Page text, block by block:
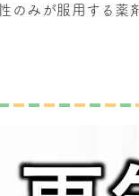
のみが服用する薬